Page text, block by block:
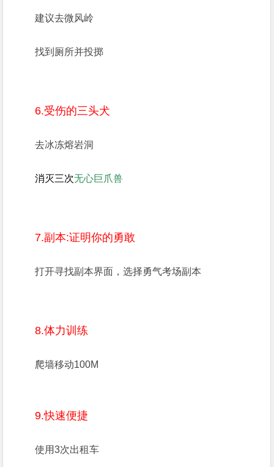
建议去微风岭
找到厕所并投掷
6.受伤的三头犬
去冰冻熔岩洞
消灭三次无心巨爪兽
7.副本:证明你的勇敢
打开寻找副本界面，选择勇气考场副本
8.体力训练
爬墙移动100M
9.快速便捷
使用3次出租车